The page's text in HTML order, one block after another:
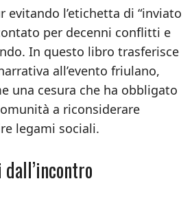
evitando l’etichetta di “inviato
per decenni conflitti e
In questo libro trasferisce
all’evento friulano,
una cesura che ha obbligato
a riconsiderare
legami sociali.